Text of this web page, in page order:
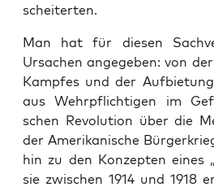
scheiterten.
Man hat für die­sen
Ursa­chen ange­ge­ben: von
Kamp­fes und der
aus Wehr­pflich­ti­gen im
schen Revo­lu­ti­on über die
der Ame­ri­ka­ni­sche
hin zu den Kon­zep­ten eines
sie zwi­schen 1914 und 1918